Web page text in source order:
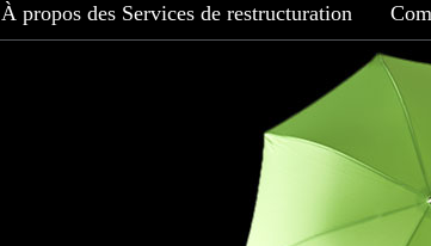
À propos des Services de restructuration